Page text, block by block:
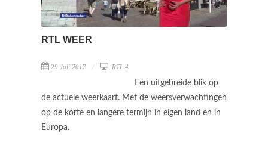
RTL WEER
29 Juli 2017 RTL 4
Een uitgebreide blik op
de actuele weerkaart. Met de weersverwachtingen
op de korte en langere termijn in eigen land en in
Europa.